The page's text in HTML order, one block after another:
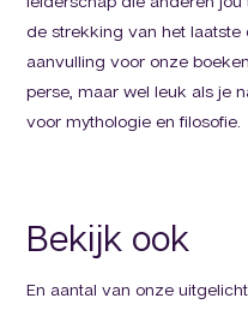
de strekking van het
aanvulling voor onze
perse, maar wel leuk als je
voor mythologie en filosofie.
Bekijk ook
En aantal van onze